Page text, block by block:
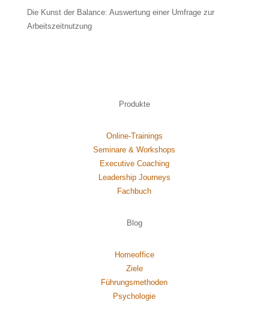
Die Kunst der Balance: Auswertung einer Umfrage zur
Arbeitszeitnutzung
Produkte
Online-Trainings
Seminare & Workshops
Executive Coaching
Leadership Journeys
Fachbuch
Blog
Homeoffice
Ziele
Führungsmethoden
Psychologie